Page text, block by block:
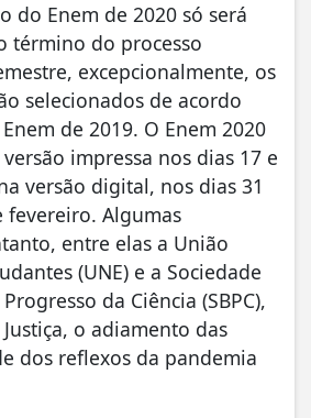
do Enem de 2020 só será
término do processo
excepcionalmente, os
selecionados de acordo
de 2019. O Enem 2020
impressa nos dias 17 e
versão digital, nos dias 31
fevereiro. Algumas
entre elas a União
(UNE) e a Sociedade
da Ciência (SBPC),
o adiamento das
dos reflexos da pandemia